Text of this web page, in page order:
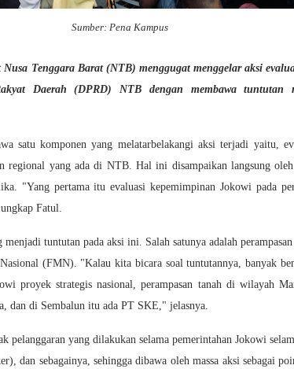
Sumber: Pena Kampus
Tenggara Barat (NTB) menggugat menggelar aksi
Daerah (DPRD) NTB dengan membawa tuntutan
satu komponen yang melatarbelakangi aksi terjadi yaitu,
regional yang ada di NTB. Hal ini disampaikan langsung
"Yang pertama itu evaluasi kepemimpinan Jokowi pada
Fatul.
tuntutan pada aksi ini. Salah satunya adalah
(FMN). "Kalau kita bicara soal tuntutannya, banyak
proyek strategis nasional, perampasan tanah di wilayah
dan di Sembalun itu ada PT SKE," jelasnya.
pelanggaran yang dilakukan selama pemerintahan Jokowi
dan sebagainya, sehingga dibawa oleh massa aksi sebagai